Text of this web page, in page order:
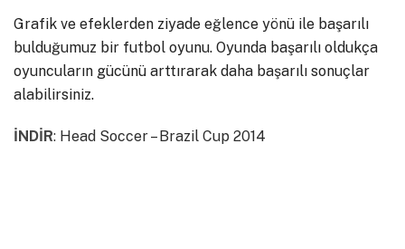
Grafik ve efeklerden ziyade eğlence yönü ile başarılı
bulduğumuz bir futbol oyunu. Oyunda başarılı oldukça
oyuncuların gücünü arttırarak daha başarılı sonuçlar
alabilirsiniz.
İNDİR: Head Soccer – Brazil Cup 2014